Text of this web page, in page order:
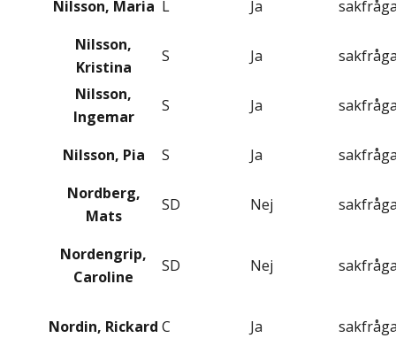
Nilsson, Maria L Ja
Nilsson,
Kristina
S Ja
Nilsson,
Ingemar
S Ja
Nilsson, Pia S Ja
Nordberg,
Mats
SD Nej
Nordengrip,
Caroline
SD Nej
Nordin, Rickard C Ja